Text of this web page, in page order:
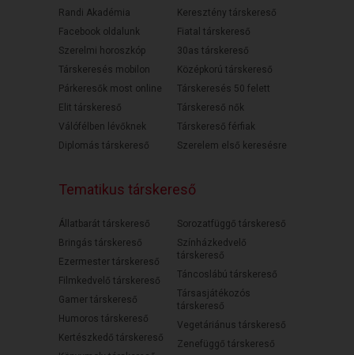
Randi Akadémia
Facebook oldalunk
Szerelmi horoszkóp
Társkeresés mobilon
Párkeresők most online
Elit társkereső
Válófélben lévőknek
Diplomás társkereső
Keresztény társkereső
Fiatal társkereső
30as társkereső
Középkorú társkereső
Társkeresés 50 felett
Társkereső nők
Társkereső férfiak
Szerelem első keresésre
Tematikus társkereső
Állatbarát társkereső
Bringás társkereső
Ezermester társkereső
Filmkedvelő társkereső
Gamer társkereső
Humoros társkereső
Kertészkedő társkereső
Sorozatfüggő társkereső
Színházkedvelő
társkereső
Táncoslábú társkereső
Társasjátékozós
társkereső
Vegetáriánus társkereső
Zenefüggő társkereső